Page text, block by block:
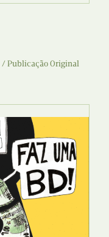
Publicação Original